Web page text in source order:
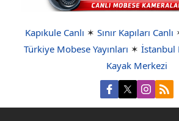
Kapıkule Canlı ✶ Sınır Kapıları Canlı
Türkiye Mobese Yayınları ✶ İstanbul
Kayak Merkezi